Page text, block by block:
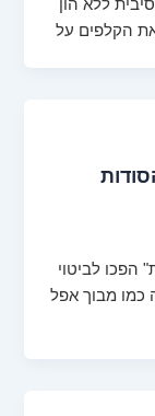
ללא הון
את הקלפים על
הפכו לביטוי
כמו מבוך אפל